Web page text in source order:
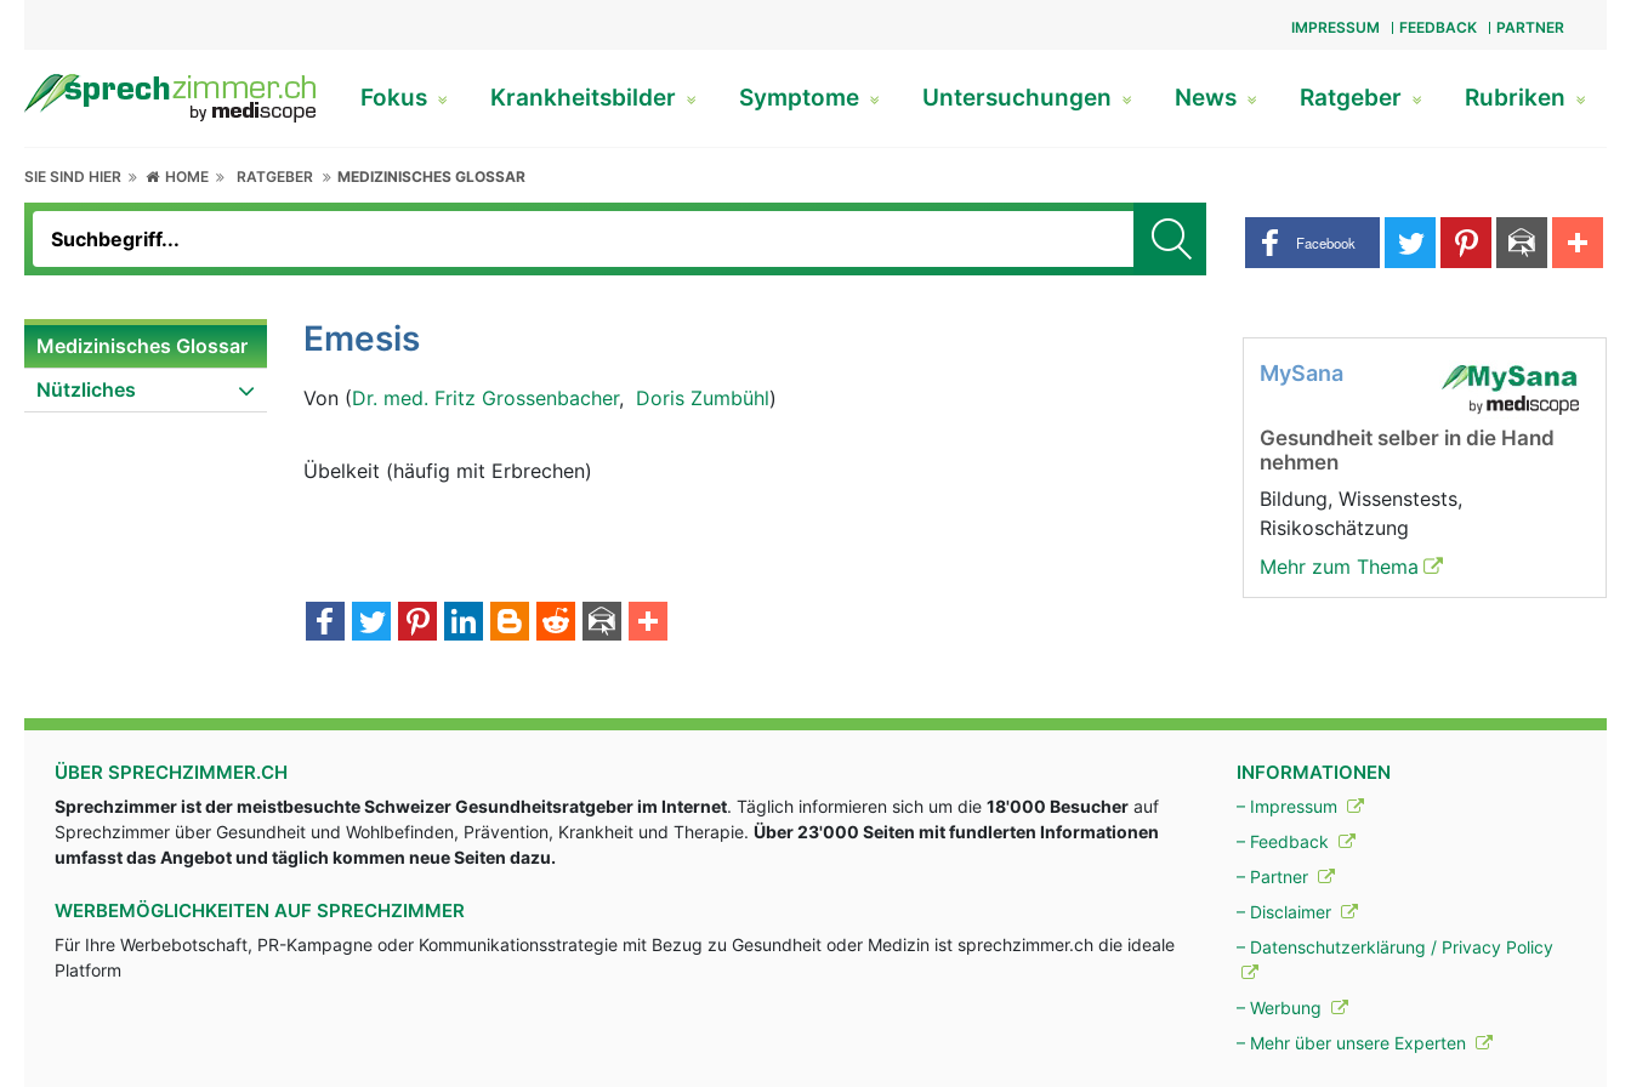
IMPRESSUM FEEDBACK PARTNER
Fokus Krankheitsbilder Symptome Untersuchungen News Ratgeber Rubriken
SIE SIND HIER HOME RATGEBER MEDIZINISCHES GLOSSAR
Share buttons
Facebook
Medizinisches Glossar
Nützliches
Emesis
Von (Dr. med. Fritz Grossenbacher, Doris Zumbühl)
Übelkeit (häufig mit Erbrechen)
MySana
Gesundheit selber in die Hand
nehmen
Bildung, Wissenstests,
Risikoschätzung
Mehr zum Thema
ÜBER SPRECHZIMMER.CH
Sprechzimmer ist der meistbesuchte Schweizer Gesundheitsratgeber im Internet. Täglich informieren sich um die 18'000 Besucher auf
Sprechzimmer über Gesundheit und Wohlbefinden, Prävention, Krankheit und Therapie. Über 23'000 Seiten mit fundlerten Informationen
umfasst das Angebot und täglich kommen neue Seiten dazu.
WERBEMÖGLICHKEITEN AUF SPRECHZIMMER
Für Ihre Werbebotschaft, PR-Kampagne oder Kommunikationsstrategie mit Bezug zu Gesundheit oder Medizin ist sprechzimmer.ch die ideale
Platform
INFORMATIONEN
– Impressum
– Feedback
– Partner
– Disclaimer
– Datenschutzerklärung / Privacy Policy
– Werbung
– Mehr über unsere Experten